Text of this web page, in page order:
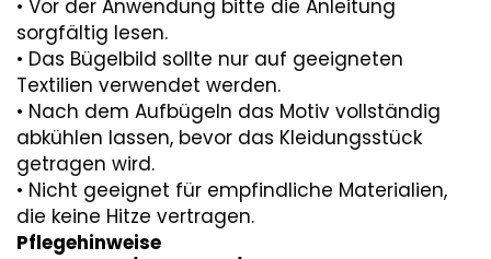
• Vor der Anwendung bitte die Anleitung
sorgfältig lesen.
• Das Bügelbild sollte nur auf geeigneten
Textilien verwendet werden.
• Nach dem Aufbügeln das Motiv vollständig
abkühlen lassen, bevor das Kleidungsstück
getragen wird.
• Nicht geeignet für empfindliche Materialien,
die keine Hitze vertragen.
Pflegehinweise